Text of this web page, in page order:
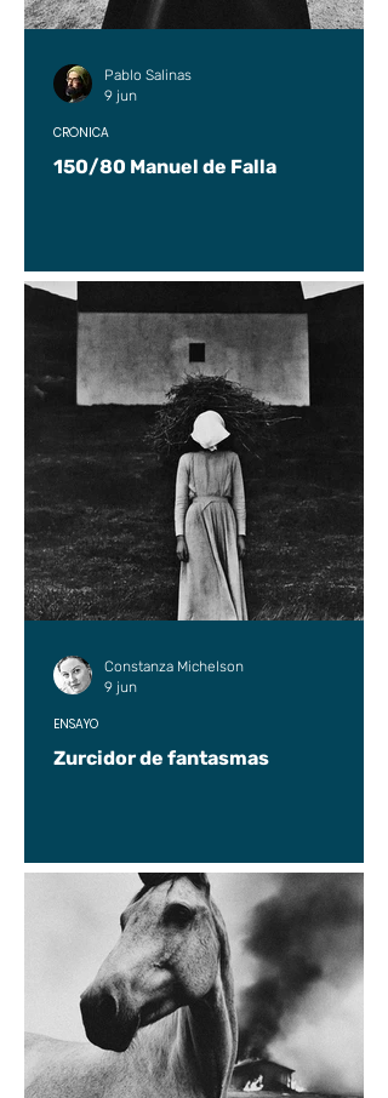
150/80 Manuel de Falla
CRÓNICA
Pablo Salinas
9 jun
Zurcidor de fantasmas
ENSAYO
Constanza Michelson
9 jun